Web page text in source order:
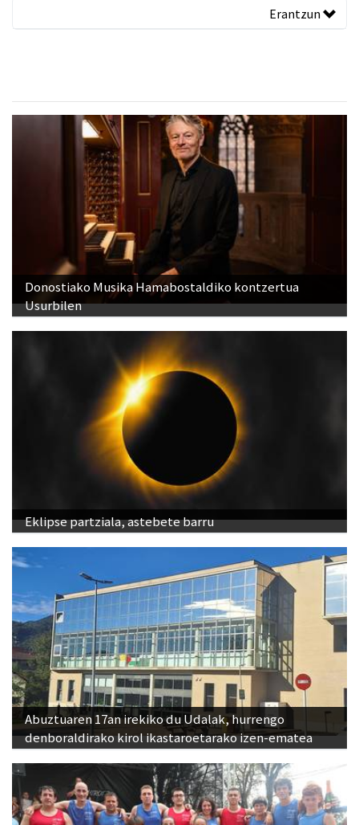
Erantzun
Donostiako Musika Hamabostaldiko kontzertua
Usurbilen
Eklipse partziala, astebete barru
Abuztuaren 17an irekiko du Udalak, hurrengo
denboraldirako kirol ikastaroetarako izen-ematea